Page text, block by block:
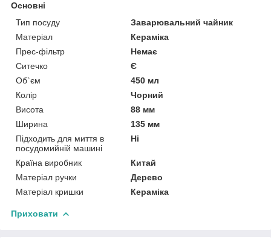
Основні
Тип посуду
Заварювальний чайник
Матеріал
Кераміка
Прес-фільтр
Немає
Ситечко
Є
Об`єм
450 мл
Колір
Чорний
Висота
88 мм
Ширина
135 мм
Підходить для миття в
посудомийній машині
Ні
Країна виробник
Китай
Матеріал ручки
Дерево
Матеріал кришки
Кераміка
Приховати